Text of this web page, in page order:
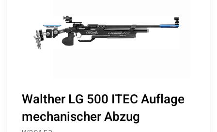
Walther LG 500 ITEC Auflage
mechanischer Abzug